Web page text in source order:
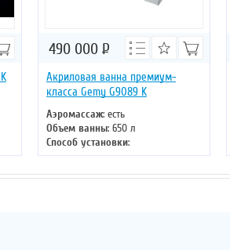
Акриловая ванна премиум-
класса Gemy G9089 K
Аэромассаж: есть
Объем ванны: 650 л
Способ установки:
отдельностоящая
490 000 Р